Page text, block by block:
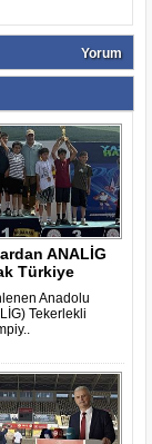
Yorum
ANALİG
Türkiye
Anadolu
Tekerlekli